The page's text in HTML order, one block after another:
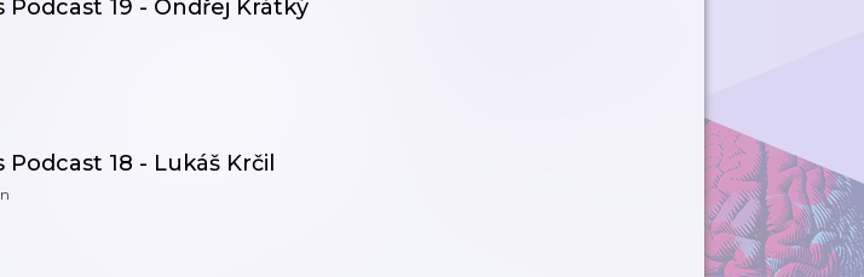
Podcast 19 - Ondřej Krátký
18 - Lukáš Krčil